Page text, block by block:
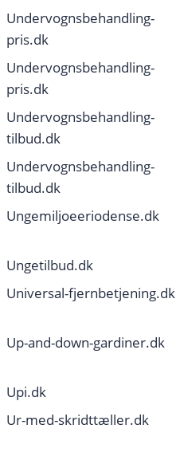
Undervognsbehandling-
pris.dk
Undervognsbehandling-
pris.dk
Undervognsbehandling-
tilbud.dk
Undervognsbehandling-
tilbud.dk
Ungemiljoeeriodense.dk
Ungetilbud.dk
Universal-fjernbetjening.dk
Up-and-down-gardiner.dk
Upi.dk
Ur-med-skridttæller.dk